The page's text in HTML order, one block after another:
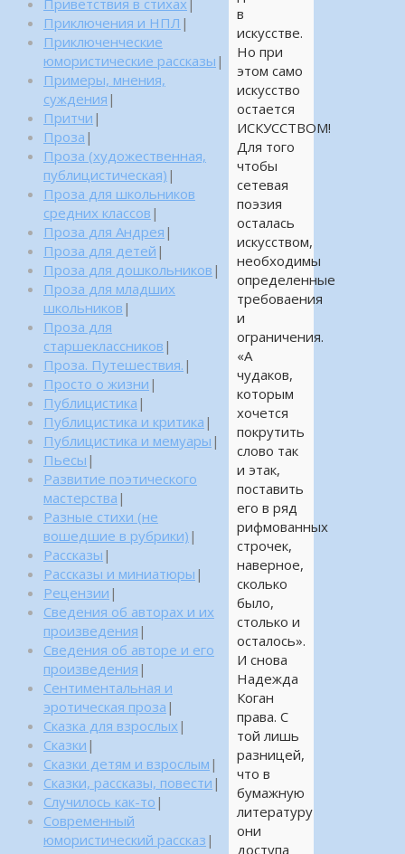
в
искусстве.
Но при
этом само
искусство
остается
ИСКУССТВОМ!
Для того
чтобы
сетевая
поэзия
осталась
искусством,
необходимы
определенные
требоваения
и
ограничения.
«А
чудаков,
которым
хочется
покрутить
слово так
и этак,
поставить
его в ряд
рифмованных
строчек,
наверное,
сколько
было,
столько и
осталось».
И снова
Надежда
Коган
права. С
той лишь
разницей,
что в
бумажную
литературу
они
доступа
Приветствия в стихах
Приключения и НПЛ |
Приключенческие
юмористические рассказы |
Примеры, мнения,
суждения |
Притчи |
Проза |
Проза (художественная,
публицистическая) |
Проза для школьников
средних классов |
Проза для Андрея |
Проза для детей |
Проза для дошкольников |
Проза для младших
школьников |
Проза для
старшеклассников |
Проза. Путешествия. |
Просто о жизни |
Публицистика |
Публицистика и критика |
Публицистика и мемуары |
Пьесы |
Развитие поэтического
мастерства |
Разные стихи (не
вошедшие в рубрики) |
Рассказы |
Рассказы и миниатюры |
Рецензии |
Сведения об авторах и их
произведения |
Сведения об авторе и его
произведения |
Сентиментальная и
эротическая проза |
Сказка для взрослых |
Сказки |
Сказки детям и взрослым |
Сказки, рассказы, повести |
Случилось как-то |
Современный
юмористический рассказ |